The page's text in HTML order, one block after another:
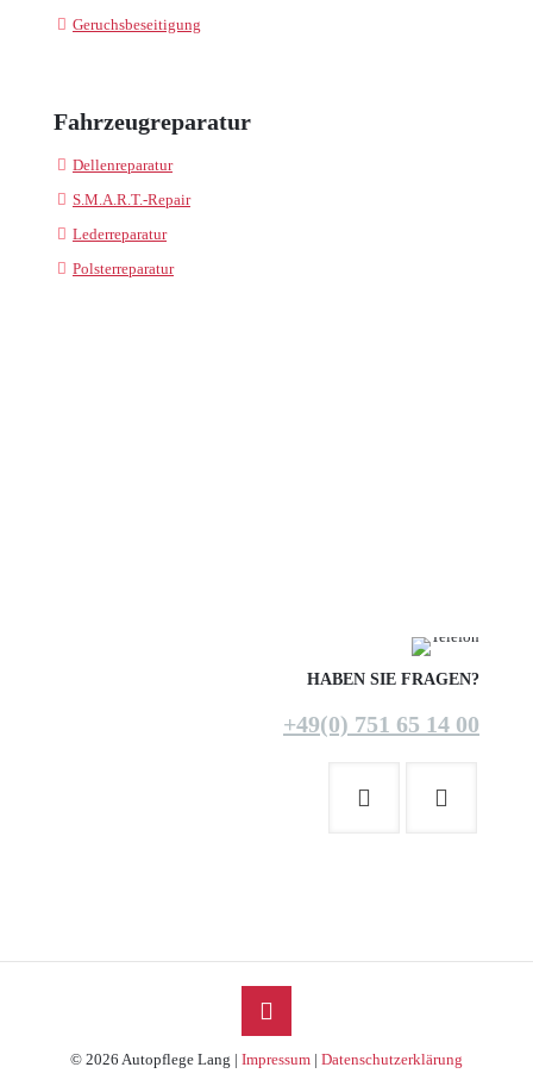
Geruchsbeseitigung
Fahrzeugreparatur
Dellenreparatur
S.M.A.R.T.-Repair
Lederreparatur
Polsterreparatur
HABEN SIE FRAGEN?
+49(0) 751 65 14 00
© 2026 Autopflege Lang | Impressum | Datenschutzerklärung